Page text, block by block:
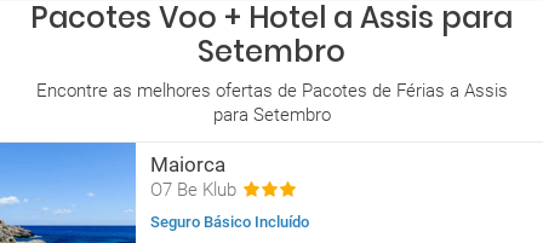
Pacotes Voo + Hotel a Assis para
Setembro
Encontre as melhores ofertas de Pacotes de Férias a Assis
para Setembro
Maiorca
O7 Be Klub
Seguro Básico Incluído